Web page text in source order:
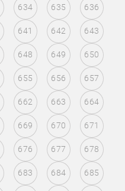
634 635 636
641 642 643
648 649 650
655 656 657
662 663 664
669 670 671
676 677 678
683 684 685